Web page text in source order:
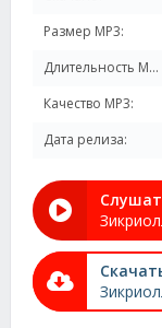
Размер MP3:
Длительность MP3:
Качество MP3:
Дата релиза: